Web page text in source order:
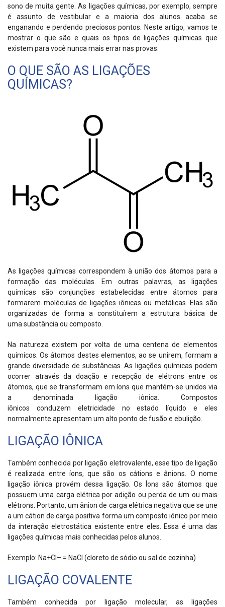
sono de muita gente. As ligações químicas, por exemplo, sempre
é assunto de vestibular e a maioria dos alunos acaba se
enganando e perdendo preciosos pontos. Neste artigo, vamos te
mostrar o que são e quais os tipos de ligações químicas que
existem para você nunca mais errar nas provas.
O QUE SÃO AS LIGAÇÕES
QUÍMICAS?
As ligações químicas correspondem à união dos átomos para a
formação das moléculas. Em outras palavras, as ligações
químicas são conjunções estabelecidas entre átomos para
formarem moléculas de ligações iônicas ou metálicas. Elas são
organizadas de forma a constituírem a estrutura básica de
umasubstânciaou composto.
Na natureza existem por volta de uma centena de elementos
químicos. Osátomos destes elementos, ao se unirem, formam a
grande diversidade de substâncias. As ligações químicas podem
ocorrer através da doação e recepção de elétrons entre os
átomos, que se transformam em íons que mantém-se unidos via
a denominada
ligação iônica. Compostos
iônicos conduzem eletricidade noestado líquido e eles
normalmente apresentam um alto ponto de fusão e ebulição.
LIGAÇÃO IÔNICA
Também conhecida por ligação eletrovalente, esse tipo de ligação
é realizada entre íons, que são os cátions e ânions. O nome
ligação iônica provém dessa ligação. Os Íons são átomos que
possuem uma carga elétrica por adição ou perda de um ou mais
elétrons. Portanto, um ânion de carga elétrica negativa que se une
a um cátion de carga positiva forma um composto iônico por meio
da interação eletrostática existente entre eles. Essa é uma das
ligações químicas mais conhecidas pelos alunos.
Exemplo: Na+​Cl – = NaCl (cloreto de sódio ou sal de cozinha)
LIGAÇÃO COVALENTE
Também conhecida por
ligação molecular, as ligações